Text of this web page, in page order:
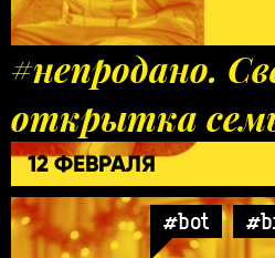
#непродано.
открытка
12 ФЕВРАЛЯ
#bot